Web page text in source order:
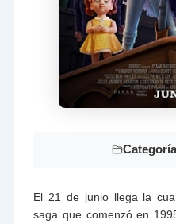
El 21 de junio llega la
saga que comenzó en